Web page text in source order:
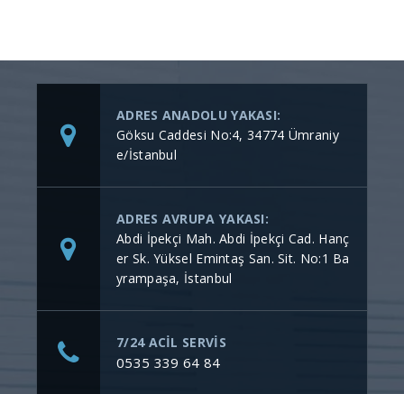
ADRES ANADOLU YAKASI:
Göksu Caddesi No:4, 34774 Ümraniy
e/İstanbul
ADRES AVRUPA YAKASI:
Abdi İpekçi Mah. Abdi İpekçi Cad. Hanç
er Sk. Yüksel Emintaş San. Sit. No:1 Ba
yrampaşa, İstanbul
7/24 ACİL SERVİS
0535 339 64 84